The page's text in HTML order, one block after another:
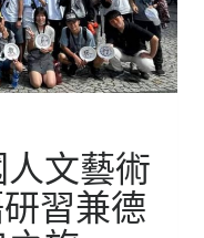
文藝術
習兼德